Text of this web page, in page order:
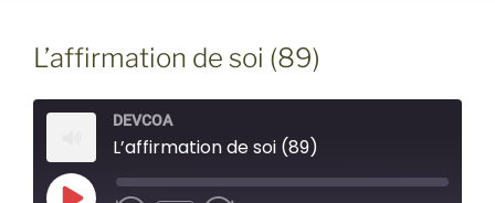
L’affirmation de soi (89)
DEVCOA
L’affirmation de soi (89)